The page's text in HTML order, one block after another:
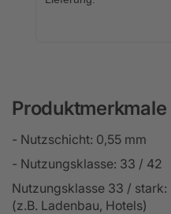
Produktmerkmale
- Nutzschicht: 0,55 mm
- Nutzungsklasse: 33 / 42
Nutzungsklasse 33 /
(z.B. Ladenbau, Hotels)